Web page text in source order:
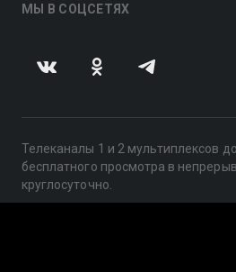
МЫ В СОЦСЕТЯХ
Телеканалы 1 и 2 мультиплексов
бесплатного просмотра в
круглосуточно.